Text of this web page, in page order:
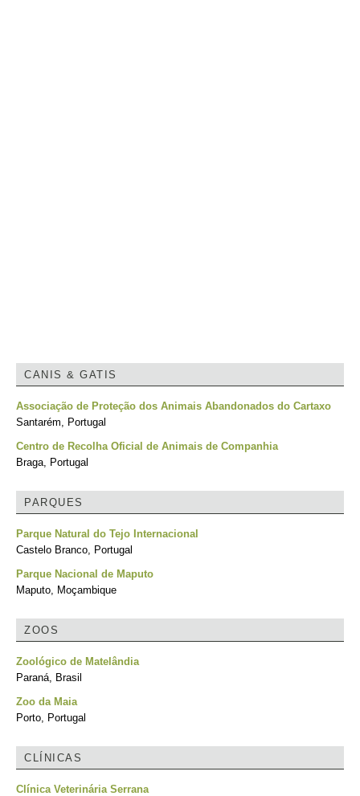
CANIS & GATIS
Associação de Proteção dos Animais Abandonados do Cartaxo
Santarém, Portugal
Centro de Recolha Oficial de Animais de Companhia
Braga, Portugal
PARQUES
Parque Natural do Tejo Internacional
Castelo Branco, Portugal
Parque Nacional de Maputo
Maputo, Moçambique
ZOOS
Zoológico de Matelândia
Paraná, Brasil
Zoo da Maia
Porto, Portugal
CLÍNICAS
Clínica Veterinária Serrana